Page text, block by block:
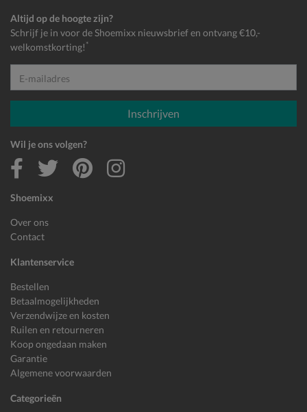
Shoemixx
Over ons
Contact
Klantenservice
Bestellen
Betaalmogelijkheden
Verzendwijze en kosten
Ruilen en retourneren
Koop ongedaan maken
Garantie
Algemene voorwaarden
Categorieën
Altijd op de hoogte zijn?
Schrijf je in voor de Shoemixx nieuwsbrief en ontvang €10,-
welkomstkorting! *
E-mailadres
Inschrijven
Wil je ons volgen?